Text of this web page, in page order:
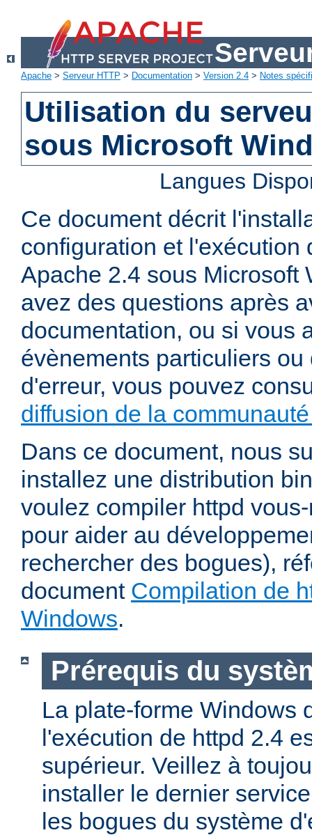
Apache > Serveur HTTP > Documentation > Version 2.4 > Notes
Utilisation du
sous Microsoft
Langues
Ce document décrit
configuration et l'exécution
Apache 2.4 sous Microsoft
avez des questions après
documentation, ou si vous
évènements particuliers ou
d'erreur, vous pouvez
diffusion de la
Dans ce document, nous
installez une distribution
voulez compiler httpd
pour aider au
rechercher des bogues),
document Compilation de
Windows.
Prérequis du
La plate-forme Windows
l'exécution de httpd 2.4
supérieur. Veillez à
installer le dernier
les bogues du système